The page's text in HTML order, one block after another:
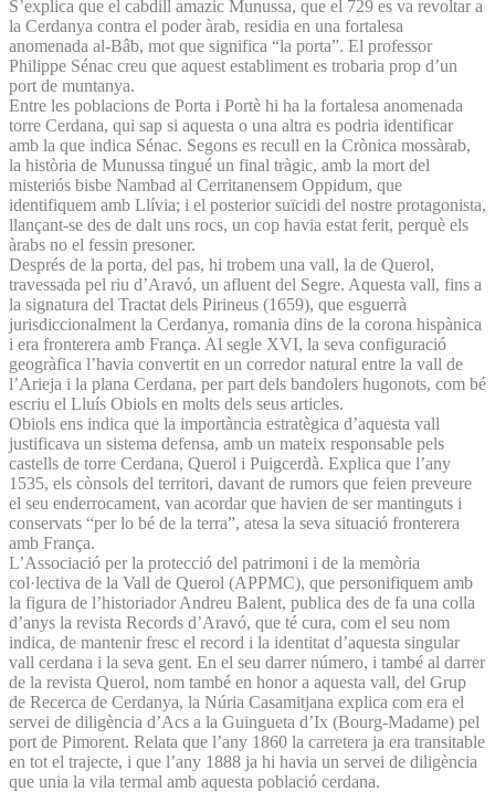
S’explica que el cabdill amazic Munussa, que el 729 es va revoltar a
la Cerdanya contra el poder àrab, residia en una fortalesa
anomenada al-Bâb, mot que significa “la porta”. El professor
Philippe Sénac creu que aquest establiment es trobaria prop d’un
port de muntanya.
Entre les poblacions de Porta i Portè hi ha la fortalesa anomenada
torre Cerdana, qui sap si aquesta o una altra es podria identificar
amb la que indica Sénac. Segons es recull en la Crònica mossàrab,
la història de Munussa tingué un final tràgic, amb la mort del
misteriós bisbe Nambad al Cerritanensem Oppidum, que
identifiquem amb Llívia; i el posterior suïcidi del nostre protagonista,
llançant-se des de dalt uns rocs, un cop havia estat ferit, perquè els
àrabs no el fessin presoner.
Després de la porta, del pas, hi trobem una vall, la de Querol,
travessada pel riu d’Aravó, un afluent del Segre. Aquesta vall, fins a
la signatura del Tractat dels Pirineus (1659), que esguerrà
jurisdiccionalment la Cerdanya, romania dins de la corona hispànica
i era fronterera amb França. Al segle XVI, la seva configuració
geogràfica l’havia convertit en un corredor natural entre la vall de
l’Arieja i la plana Cerdana, per part dels bandolers hugonots, com bé
escriu el Lluís Obiols en molts dels seus articles.
Obiols ens indica que la importància estratègica d’aquesta vall
justificava un sistema defensa, amb un mateix responsable pels
castells de torre Cerdana, Querol i Puigcerdà. Explica que l’any
1535, els cònsols del territori, davant de rumors que feien preveure
el seu enderrocament, van acordar que havien de ser mantinguts i
conservats “per lo bé de la terra”, atesa la seva situació fronterera
amb França.
L’Associació per la protecció del patrimoni i de la memòria
col·lectiva de la Vall de Querol (APPMC), que personifiquem amb
la figura de l’historiador Andreu Balent, publica des de fa una colla
d’anys la revista Records d’Aravó, que té cura, com el seu nom
indica, de mantenir fresc el record i la identitat d’aquesta singular
vall cerdana i la seva gent. En el seu darrer número, i també al darrer
de la revista Querol, nom també en honor a aquesta vall, del Grup
de Recerca de Cerdanya, la Núria Casamitjana explica com era el
servei de diligència d’Acs a la Guingueta d’Ix (Bourg-Madame) pel
port de Pimorent. Relata que l’any 1860 la carretera ja era transitable
en tot el trajecte, i que l’any 1888 ja hi havia un servei de diligència
que unia la vila termal amb aquesta població cerdana.